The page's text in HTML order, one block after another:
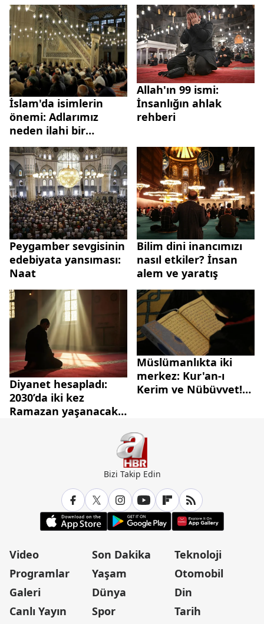
İslam'da isimlerin
önemi: Adlarımız
neden ilahi bir
emanet sayılır?
Allah'ın 99 ismi:
İnsanlığın ahlak
rehberi
Peygamber sevgisinin
edebiyata yansıması:
Naat
Bilim dini inancımızı
nasıl etkiler? İnsan
alem ve yaratış
Diyanet hesapladı:
2030’da iki kez
Ramazan yaşanacak,
Müslümanlıkta iki
merkez: Kur'an-ı
Kerim ve Nübüvvet!
Bizi Takip Edin
Video
Programlar
Galeri
Canlı Yayın
Son Dakika
Yaşam
Dünya
Spor
Teknoloji
Otomobil
Din
Tarih